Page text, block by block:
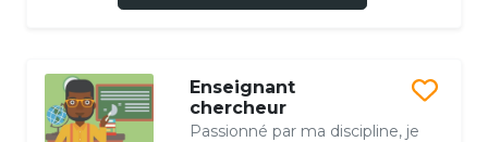
Enseignant
chercheur
Passionné par ma discipline, je